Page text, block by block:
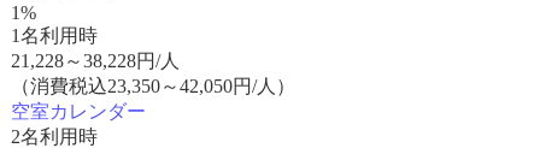
1%
1名利用時
21,228～38,228円/人
（消費税込23,350～42,050円/人）
空室カレンダー
2名利用時